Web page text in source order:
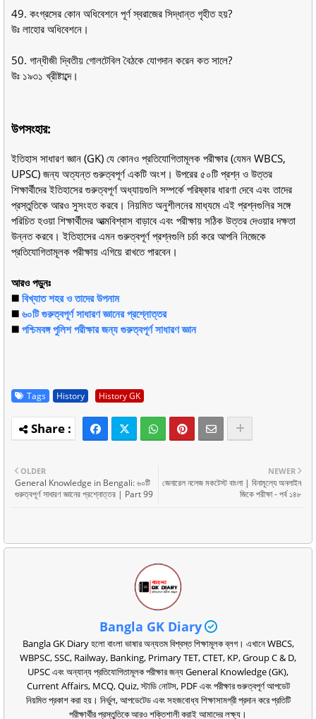
49. কংগ্রসের কোন অধিবেশনে পূর্ণ স্বরাজের সিদ্ধান্ত গৃহীত হয়?
উঃ লাহোর অধিবেশনে।
50. গান্ধীজী দ্বিতীয় গোলটেবিল বৈঠকে যোগদান করেন কত সালে?
উঃ ১৯৩১ খ্রীষ্টাব্দে।
উপসংহার:
ইতিহাস সাধারণ জ্ঞান (GK) যে কোনও প্রতিযোগিতামূলক পরীক্ষার (যেমন WBCS,
UPSC) জন্য অত্যন্ত গুরুত্বপূর্ণ একটি অংশ। উপরের ৫০টি প্রশ্ন ও উত্তর
শিক্ষার্থীদের ইতিহাসের গুরুত্বপূর্ণ অধ্যায়গুলি সম্পর্কে পরিষ্কার ধারণা দেবে এবং তাদের
প্রস্তুতিকে আরও সুসংহত করবে। নিয়মিত অনুশীলনের মাধ্যমে এই প্রশ্নগুলির সঙ্গে
পরিচিত হওয়া শিক্ষার্থীদের আত্মবিশ্বাস বাড়াবে এবং পরীক্ষায় সঠিক উত্তর দেওয়ার দক্ষতা
উন্নত করবে। ইতিহাসের এমন গুরুত্বপূর্ণ প্রশ্নগুলি চর্চা করে আপনি নিজেকে
প্রতিযোগিতামূলক পরীক্ষায় এগিয়ে রাখতে পারবেন।
আরও পড়ুনঃ
◼️ বিখ্যাত শহর ও তাদের উপনাম
◼️ ৬০টি গুরুত্বপূর্ণ সাধারণ জ্ঞানের প্রশ্নোত্তর
◼️ পশ্চিমবঙ্গ পুলিশ পরীক্ষার জন্য গুরুত্বপূর্ণ সাধারণ জ্ঞান
Tags History History GK
NEWER
জেনারেল নলেজ মকটেস্ট বাংলা | বিনামূল্যে অনলাইন
জিকে পরীক্ষা - পর্ব ১৪৮
OLDER
General Knowledge in Bengali: ৬০টি
গুরুত্বপূর্ণ সাধারণ জ্ঞানের প্রশ্নোত্তর | Part 99
Bangla GK Diary
Bangla GK Diary হলো বাংলা ভাষার অন্যতম বিশ্বস্ত শিক্ষামূলক ব্লগ। এখানে WBCS,
WBPSC, SSC, Railway, Banking, Primary TET, CTET, KP, Group C & D,
UPSC এবং অন্যান্য প্রতিযোগিতামূলক পরীক্ষার জন্য General Knowledge (GK),
Current Affairs, MCQ, Quiz, স্টাডি নোটস, PDF এবং পরীক্ষার গুরুত্বপূর্ণ আপডেট
নিয়মিত প্রকাশ করা হয়। নির্ভুল, আপডেটেড এবং সহজবোধ্য শিক্ষাসামগ্রী প্রদান করে প্রতিটি
পরীক্ষার্থীর প্রস্তুতিকে আরও শক্তিশালী করাই আমাদের লক্ষ্য।